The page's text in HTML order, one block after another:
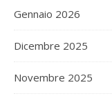
Gennaio 2026
Dicembre 2025
Novembre 2025